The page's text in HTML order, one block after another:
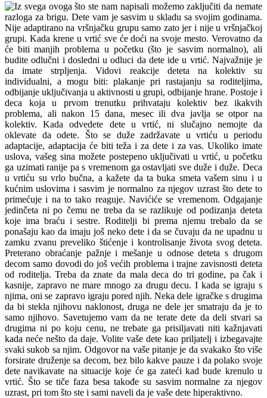
Iz svega ovoga što ste nam napisali možemo zaključiti da nemate
razloga za brigu. Dete vam je sasvim u skladu sa svojim godinama.
Nije adaptirano na vršnjačku grupu samo zato jer i nije u vršnjačkoj
grupi. Kada krene u vrtić sve će doći na svoje mesto. Verovatno da
će biti manjih problema u početku (što je sasvim normalno), ali
budite odlučni i dosledni u odluci da dete ide u vrtić. Najvažnije je
da imate strpljenja. Vidovi reakcije deteta na kolektiv su
individualni, a mogu biti: plakanje pri rastajanju sa roditeljima,
odbijanje uključivanja u aktivnosti u grupi, odbijanje hrane. Postoje i
deca koja u prvom trenutku prihvataju kolektiv bez ikakvih
problema, ali nakon 15 dana, mesec ili dva javlja se otpor na
kolektiv. Kada odvedete dete u vrtić, ni slučajno nemojte da
oklevate da odete. Što se duže zadržavate u vrtiću u periodu
adaptacije, adaptacija će biti teža i za dete i za vas. Ukoliko imate
uslova, vašeg sina možete postepeno uključivati u vrtić, u početku
ga uzimati ranije pa s vremenom ga ostavljati sve duže i duže. Deca
u vrtiću su vrlo bučna, a kažete da ta buka smeta vašem sinu i u
kućnim uslovima i sasvim je normalno za njegov uzrast što dete to
primećuje i na to tako reaguje. Navićiće se vremenom. Odgajanje
jedinčeta ni po čemu ne treba da se razlikuje od podizanja deteta
koje ima braću i sestre. Roditelji bi prema njemu trebalo da se
ponašaju kao da imaju još neko dete i da se čuvaju da ne upadnu u
zamku zvanu preveliko štićenje i kontrolisanje života svog deteta.
Preterano obraćanje pažnje i mešanje u odnose deteta s drugom
decom samo dovodi do još većih problema i trajne zavisnosti deteta
od roditelja. Treba da znate da mala deca do tri godine, pa čak i
kasnije, zapravo ne mare mnogo za drugu decu. I kada se igraju s
njima, oni se zapravo igraju pored njih. Neka dele igračke s drugima
da bi stekla njihovu naklonost, druga ne dele jer smatraju da je to
samo njihovo. Savetujemo vam da ne terate dete da deli stvari sa
drugima ni po koju cenu, ne trebate ga prisiljavati niti kažnjavati
kada neće nešto da daje. Volite vaše dete kao priljatelj i izbegavajte
svaki sukob sa njim. Odgovor na vaše pitanje je da svakako što više
forsirate druženje sa decom, bez bilo kakve pauze i da polako svoje
dete navikavate na situacije koje će ga zateći kad bude krenulo u
vrtić. Što se tiče faza besa takođe su sasvim normalne za njegov
uzrast, pri tom što ste i sami naveli da je vaše dete hiperaktivno.